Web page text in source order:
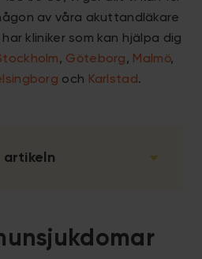
av våra akuttandläkare
kliniker som kan hjälpa dig
, Göteborg, Malmö,
och Karlstad.
artikeln